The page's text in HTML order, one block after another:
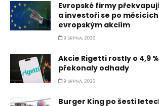
Evropské firmy
a investoři se po
evropským akciím
9 SRPNA, 2026
Akcie Rigetti rostly o 4,9
překonaly odhady
9 SRPNA, 2026
Burger King po šesti